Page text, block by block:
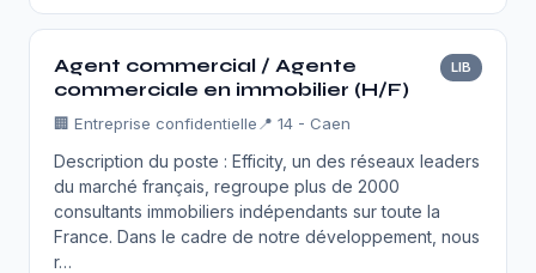
Agent commercial / Agente
commerciale en immobilier (H/F)
LIB
🏢 Entreprise confidentielle 📍 14 - Caen
Description du poste : Efficity, un des réseaux leaders
du marché français, regroupe plus de 2000
consultants immobiliers indépendants sur toute la
France. Dans le cadre de notre développement, nous
r…